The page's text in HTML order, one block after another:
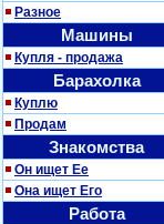
Разное
Машины
Купля - продажа
Барахолка
Куплю
Продам
Знакомства
Он ищет Ее
Она ищет Его
Работа